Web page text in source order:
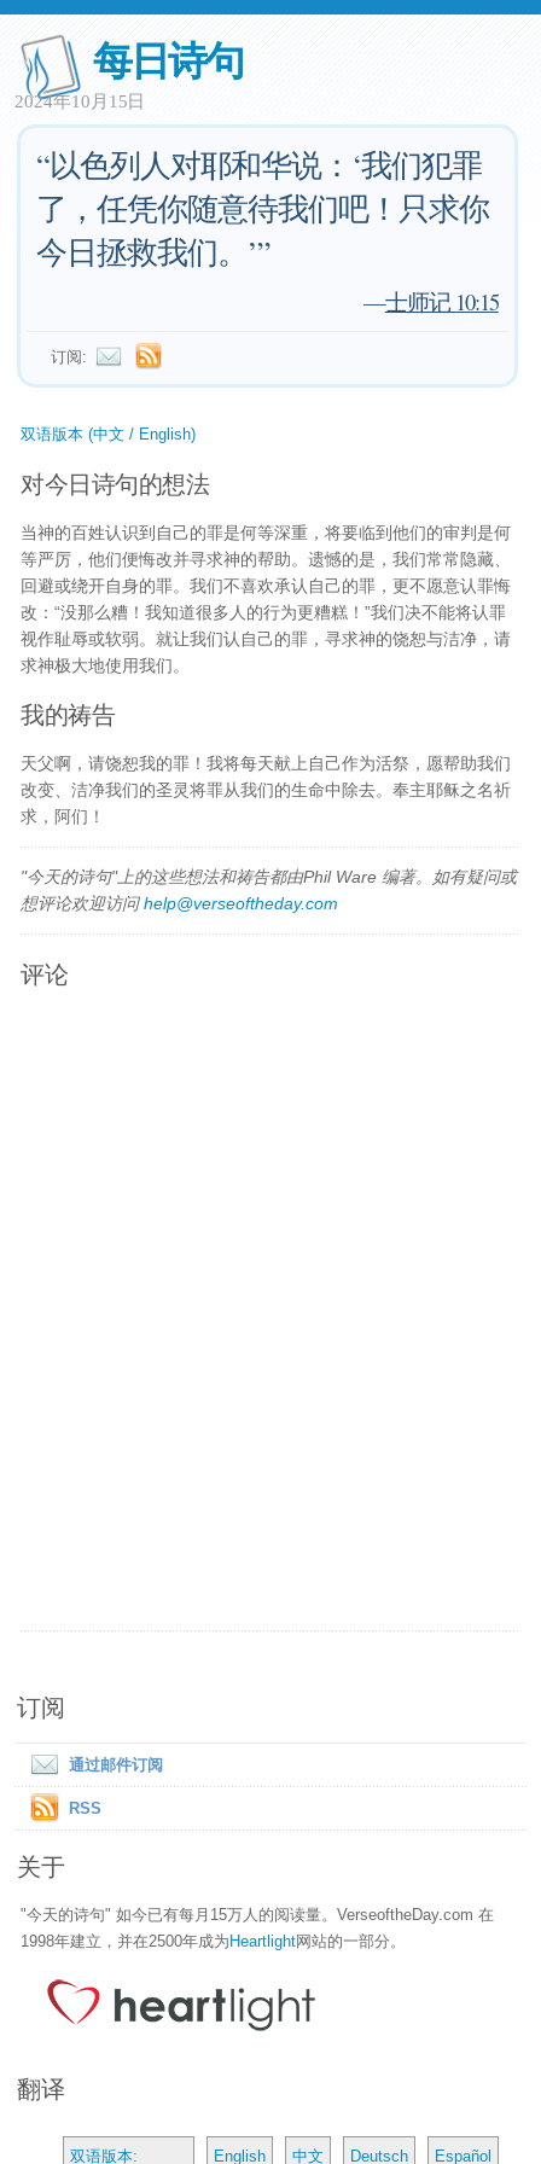
每日诗句
2024年10月15日
“以色列人对耶和华说：‘我们犯罪
了，任凭你随意待我们吧！只求你
今日拯救我们。’”
—士师记 10:15
订阅:
双语版本 (中文 / English)
对今日诗句的想法
当神的百姓认识到自己的罪是何等深重，将要临到他们的审判是何
等严厉，他们便悔改并寻求神的帮助。遗憾的是，我们常常隐藏、
回避或绕开自身的罪。我们不喜欢承认自己的罪，更不愿意认罪悔
改：“没那么糟！我知道很多人的行为更糟糕！”我们决不能将认罪
视作耻辱或软弱。就让我们认自己的罪，寻求神的饶恕与洁净，请
求神极大地使用我们。
我的祷告
天父啊，请饶恕我的罪！我将每天献上自己作为活祭，愿帮助我们
改变、洁净我们的圣灵将罪从我们的生命中除去。奉主耶稣之名祈
求，阿们！
"今天的诗句"上的这些想法和祷告都由Phil Ware 编著。如有疑问或
想评论欢迎访问help@verseoftheday.com
评论
订阅
通过邮件订阅
RSS
关于
"今天的诗句" 如今已有每月15万人的阅读量。VerseoftheDay.com 在
1998年建立，并在2500年成为 Heartlight网站的一部分。
翻译
双语版本: English 中文 Deutsch Español